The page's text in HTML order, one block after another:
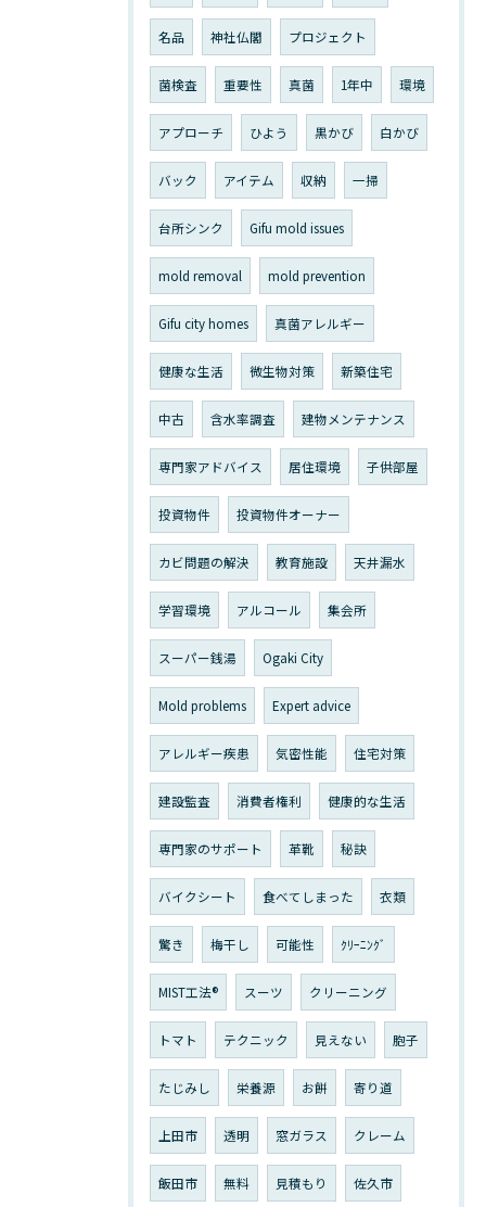
名品 神社仏閣 プロジェクト
菌検査 重要性 真菌 1年中 環境
アプローチ ひよう 黒かび 白かび
バック アイテム 収納 一掃
台所シンク Gifu mold issues
mold removal mold prevention
Gifu city homes 真菌アレルギー
健康な生活 微生物対策 新築住宅
中古 含水率調査 建物メンテナンス
専門家アドバイス 居住環境 子供部屋
投資物件 投資物件オーナー
カビ問題の解決 教育施設 天井漏水
学習環境 アルコール 集会所
スーパー銭湯 Ogaki City
Mold problems Expert advice
アレルギー疾患 気密性能 住宅対策
建設監査 消費者権利 健康的な生活
専門家のサポート 革靴 秘訣
バイクシート 食べてしまった 衣類
驚き 梅干し 可能性 ｸﾘｰﾆﾝｸﾞ
MIST工法® スーツ クリーニング
トマト テクニック 見えない 胞子
たじみし 栄養源 お餅 寄り道
上田市 透明 窓ガラス クレーム
飯田市 無料 見積もり 佐久市